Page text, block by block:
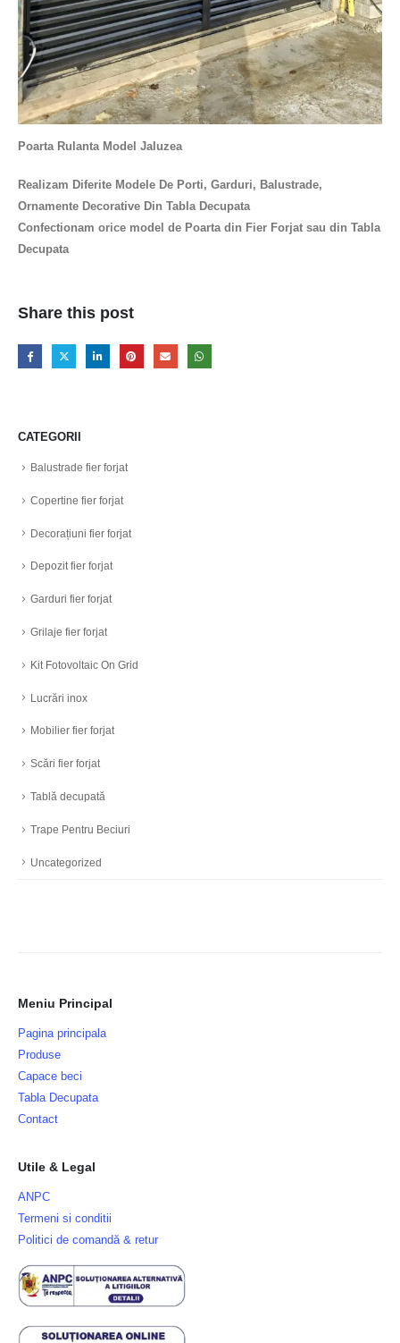
Poarta Rulanta Model Jaluzea
Realizam Diferite Modele De Porti, Garduri, Balustrade,
Ornamente Decorative Din Tabla Decupata
Confectionam orice model de Poarta din Fier Forjat sau din Tabla
Decupata
Share this post
CATEGORII
Balustrade fier forjat
Copertine fier forjat
Decorațiuni fier forjat
Depozit fier forjat
Garduri fier forjat
Grilaje fier forjat
Kit Fotovoltaic On Grid
Lucrări inox
Mobilier fier forjat
Scări fier forjat
Tablă decupată
Trape Pentru Beciuri
Uncategorized
Meniu Principal
Pagina principala
Produse
Capace beci
Tabla Decupata
Contact
Utile & Legal
ANPC
Termeni si conditii
Politici de comandă & retur